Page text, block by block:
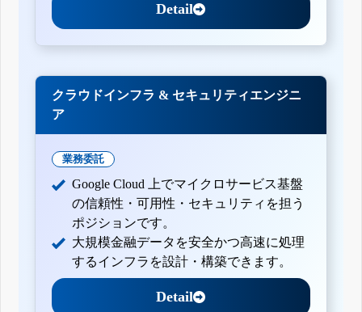
Detail
クラウドインフラ & セキュリティエンジニ
ア
業務委託
Google Cloud 上でマイクロサービス基盤
の信頼性・可用性・セキュリティを担う
ポジションです。
大規模金融データを安全かつ高速に処理
するインフラを設計・構築できます。
Detail